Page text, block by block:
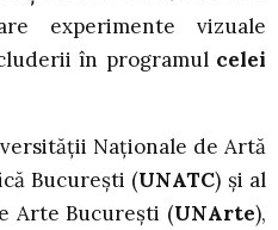
experimente vizuale
în programul celei
Naționale de Artă
București (UNATC) şi al
Arte București (UNArte),